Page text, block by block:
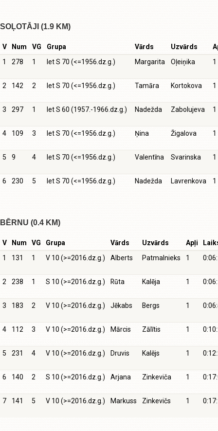
SOĻOTĀJI (1.9 KM)
V Num VG Grupa Vārds Uzvārds
1
278 1 Iet S 70 (<=1956.dz.g.) Margarita Oļeiņika 1
2 142 2 Iet S 70 (<=1956.dz.g.) Tamāra Kortokova 1
3 297 1 Iet S 60 (1957.-1966.dz.g.) Nadežda Zabolujeva 1
4 109 3 Iet S 70 (<=1956.dz.g.) Ņina Žigalova 1
5 9 4 Iet S 70 (<=1956.dz.g.) Valentīna Svarinska 1
6 230 5 Iet S 70 (<=1956.dz.g.) Nadežda Lavrenkova 1
BĒRNU (0.4 KM)
V Num VG Grupa Vārds Uzvārds Apļi
1
131 1 V 10 (>=2016.dz.g.) Alberts Patmalnieks 1
2 238 1 S 10 (>=2016.dz.g.) Rūta Kalēja 1
3 183 2 V 10 (>=2016.dz.g.) Jēkabs Bergs 1
4 112 3 V 10 (>=2016.dz.g.) Mārcis Zālītis 1
5 231 4 V 10 (>=2016.dz.g.) Druvis Kalējs 1
6 140 2 S 10 (>=2016.dz.g.) Arjana Zinkeviča 1
7 141 5 V 10 (>=2016.dz.g.) Markuss Zinkevičs 1